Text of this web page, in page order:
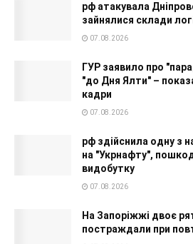
рф атакувала
зайнялися склади
07.08.2026
ГУР заявило про
"до Дня Ялти" –
кадри
07.08.2026
рф здійснила одну з
на "Укрнафту",
видобутку
07.08.2026
На Запоріжжі двоє
постраждали при